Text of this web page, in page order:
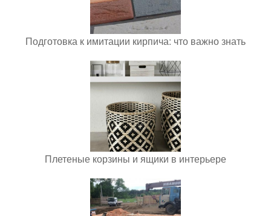
Подготовка к имитации кирпича: что важно знать
Плетеные корзины и ящики в интерьере